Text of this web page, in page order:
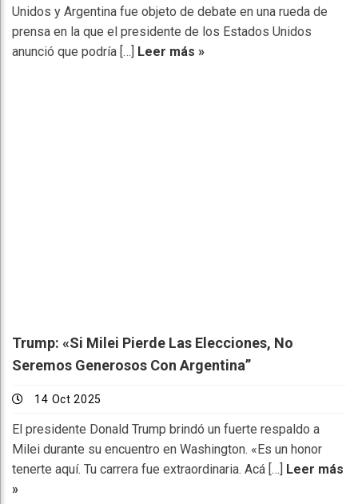
Unidos y Argentina fue objeto de debate en una rueda de
prensa en la que el presidente de los Estados Unidos
anunció que podría […] Leer más »
Trump: «Si Milei Pierde Las Elecciones, No
Seremos Generosos Con Argentina”
14 Oct 2025
El presidente Donald Trump brindó un fuerte respaldo a
Milei durante su encuentro en Washington. «Es un honor
tenerte aquí. Tu carrera fue extraordinaria. Acá […]
Leer más
»